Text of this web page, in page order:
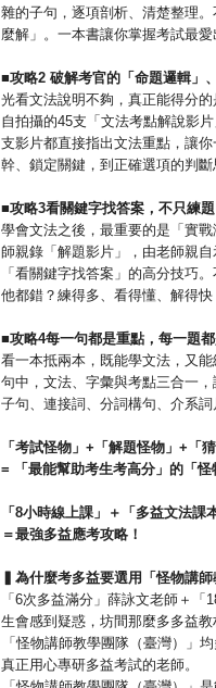
雜的子句，逐項剖析、清楚整理
麼解」。一本書讓你掌握考試最
■攻略2 破解考官的「命題邏輯」
光看文法說明不夠，真正能得分
自拍攝的45支「文法考點解說影
支影片都直接指出文法重點，讓
幹、鎖定關鍵，到正確選項的判
■攻略3看關鍵字找答案，不只練
學會文法之後，最重要的是「實
師親錄「解題影片」，由老師親
「看關鍵字找答案」的高分技巧
他都錯？練得多、看得懂、解得快
■攻略4每一句都是重點，每一題
看一本抵兩本，既能學文法，又
句中，文法、字彙與考點三合一
子句、連接詞、分詞構句、介系
「考試怪物」 + 「解題怪物」 + 「
=
「最能幫助考生考高分」的「
「 8小時線上課」＋「多益文法課本
＝最強多益應考攻略！
▍為什麼考多益要選用「怪物講
「6次多益滿分」薛詠文老師＋
生會感到疑惑，坊間那麼多多益
「怪物講師教學團隊（臺灣）」
真正用心專研多益考試的老師。